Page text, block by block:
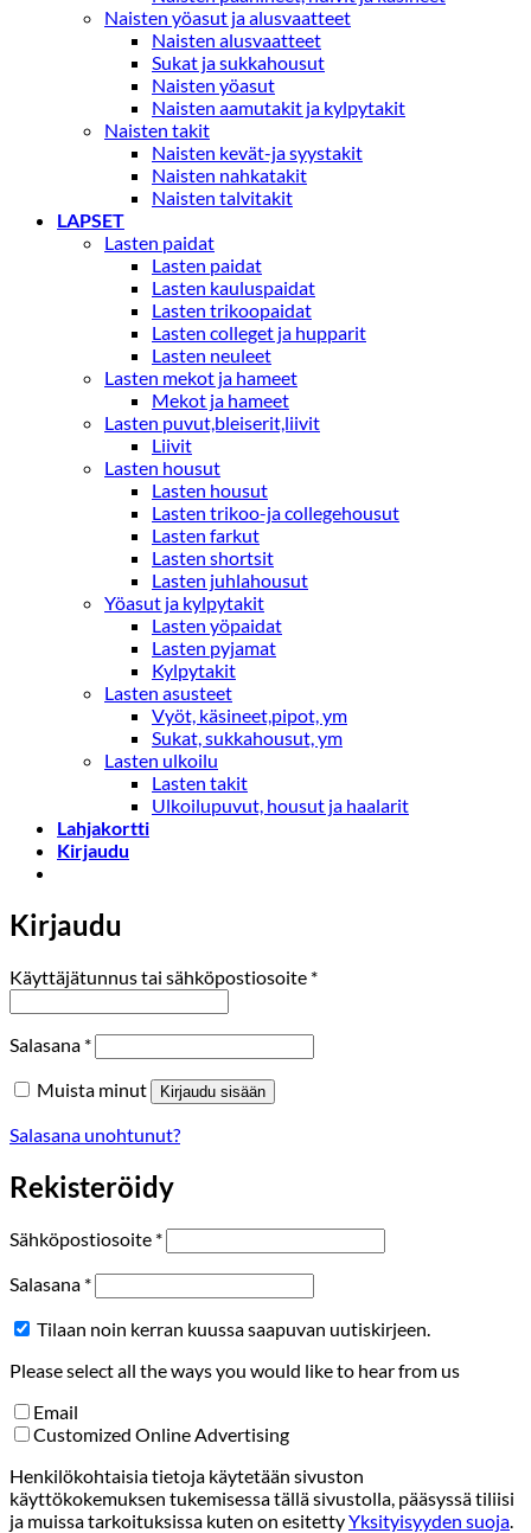
Naisten yöasut ja alusvaatteet
Naisten alusvaatteet
Sukat ja sukkahousut
Naisten yöasut
Naisten aamutakit ja kylpytakit
Naisten takit
Naisten kevät-ja syystakit
Naisten nahkatakit
Naisten talvitakit
LAPSET
Lasten paidat
Lasten paidat
Lasten kauluspaidat
Lasten trikoopaidat
Lasten colleget ja hupparit
Lasten neuleet
Lasten mekot ja hameet
Mekot ja hameet
Lasten puvut,bleiserit,liivit
Liivit
Lasten housut
Lasten housut
Lasten trikoo-ja collegehousut
Lasten farkut
Lasten shortsit
Lasten juhlahousut
Yöasut ja kylpytakit
Lasten yöpaidat
Lasten pyjamat
Kylpytakit
Lasten asusteet
Vyöt, käsineet,pipot, ym
Sukat, sukkahousut, ym
Lasten ulkoilu
Lasten takit
Ulkoilupuvut, housut ja haalarit
Lahjakortti
Kirjaudu
Kirjaudu
Käyttäjätunnus tai sähköpostiosoite *Vaaditaan
Salasana *Vaaditaan
Muista minut Kirjaudu sisään
Salasana unohtunut?
Rekisteröidy
Sähköpostiosoite *Vaaditaan
Salasana *Vaaditaan
Tilaan noin kerran kuussa saapuvan uutiskirjeen.
Please select all the ways you would like to hear from us
Email
Customized Online Advertising
Henkilökohtaisia tietoja käytetään sivuston
käyttökokemuksen tukemisessa tällä sivustolla, pääsyssä tiliisi
ja muissa tarkoituksissa kuten on esitettyYksityisyyden suoja